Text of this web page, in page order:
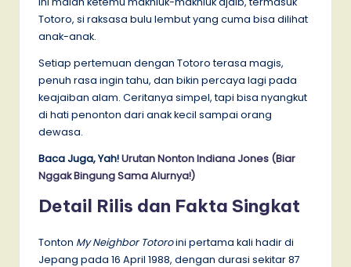
Totoro, si raksasa bulu lembut yang cuma bisa dilihat
anak-anak.
Setiap pertemuan dengan Totoro terasa magis,
penuh rasa ingin tahu, dan bikin percaya lagi pada
keajaiban alam. Ceritanya simpel, tapi bisa nyangkut
di hati penonton dari anak kecil sampai orang
dewasa.
Baca Juga, Yah!Urutan Nonton Indiana Jones (Biar
Nggak Bingung Sama Alurnya!)
Detail Rilis dan Fakta Singkat
Tonton My Neighbor Totoroini pertama kali hadir di
Jepang pada 16 April 1988, dengan durasi sekitar 87